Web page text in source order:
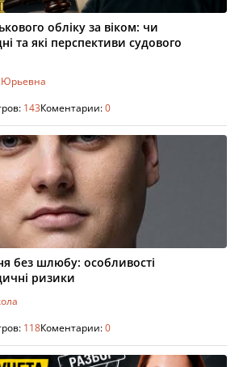
обліку за віком: чи
та які перспективи судового
Юрьевна
143Коментарии:0
без шлюбу: особливості
ризики
118Коментарии:0